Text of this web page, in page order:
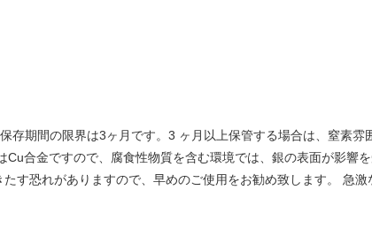
期間の限界は3ヶ月です。3 ヶ月以上保管する場合は、窒素雰
合金ですので、腐食性物質を含む環境では、銀の表面が影響
す恐れがありますので、早めのご使用をお勧め致します。 急